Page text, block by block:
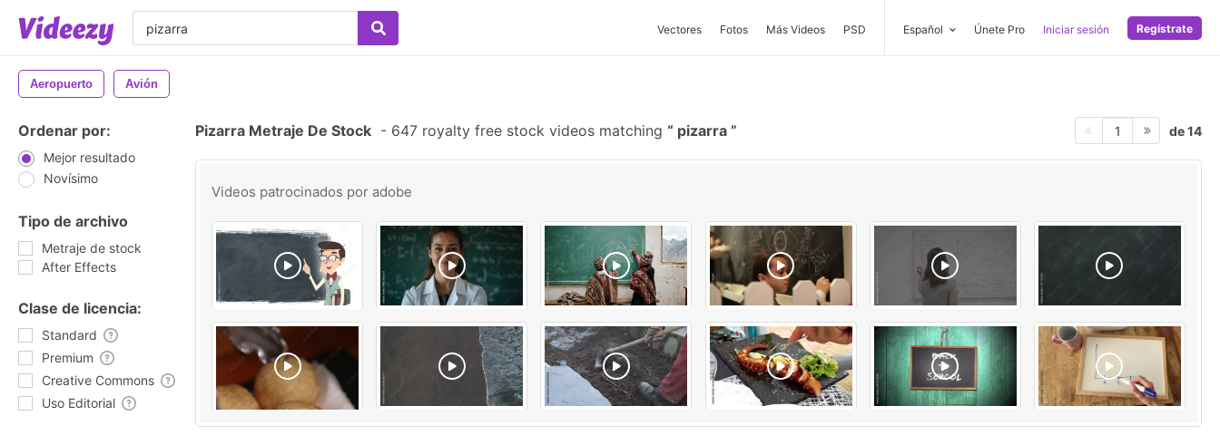
Vectores Fotos Más Videos PSD Español Únete Pro Iniciar sesión Regístrate
Aeropuerto Avión
Ordenar por:
Mejor resultado
Novísimo
Tipo de archivo
Metraje de stock
After Effects
Clase de licencia:
Standard
Premium
Creative Commons
Uso Editorial
Pizarra Metraje De Stock - 647 royalty free stock videos matching pizarra 1 de 14
Videos patrocinados por adobe